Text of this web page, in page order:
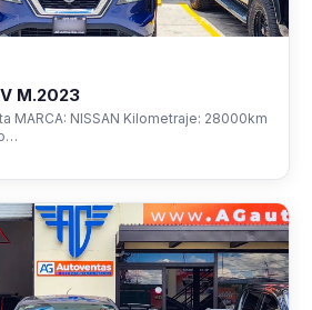
M.2023
MARCA: NISSAN Kilometraje: 28000km